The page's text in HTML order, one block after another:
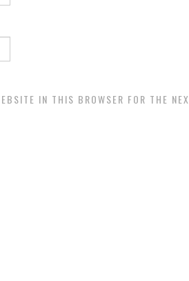
IN THIS BROWSER FOR THE